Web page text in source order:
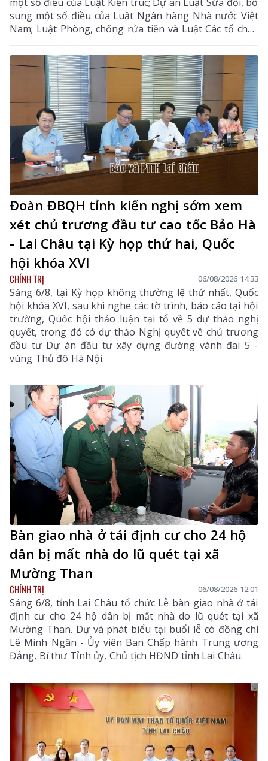
sung một số điều của Luật Ngân hàng Nhà nước Việt
Nam; Luật Phòng, chống rửa tiền và Luật Các tổ chức
tín dụng; Dự thảo Nghị quyết của Quốc hội về công tác
phòng, chống tội phạm và vi phạm pháp luật, công tác
của Viện kiểm sát nhân dân, Tòa án nhân dân và công
tác thi hành án. Đồng chí Sùng A Hồ - Phó Bí thư Tỉnh
ủy, Trưởng Đoàn ĐBQH tỉnh Lai Châu chủ trì phiên
thảo luận tại tổ.
Đoàn ĐBQH tỉnh kiến nghị sớm xem
xét chủ trương đầu tư cao tốc Bảo Hà
- Lai Châu tại Kỳ họp thứ hai, Quốc
hội khóa XVI
CHÍNH TRỊ 06/08/2026 14:33
Sáng 6/8, tại Kỳ họp không thường lệ thứ nhất, Quốc
hội khóa XVI, sau khi nghe các tờ trình, báo cáo tại hội
trường, Quốc hội thảo luận tại tổ về 5 dự thảo nghị
quyết, trong đó có dự thảo Nghị quyết về chủ trương
đầu tư Dự án đầu tư xây dựng đường vành đai 5 -
vùng Thủ đô Hà Nội.
Bàn giao nhà ở tái định cư cho 24 hộ
dân bị mất nhà do lũ quét tại xã
Mường Than
CHÍNH TRỊ 06/08/2026 12:01
Sáng 6/8, tỉnh Lai Châu tổ chức Lễ bàn giao nhà ở tái
định cư cho 24 hộ dân bị mất nhà do lũ quét tại xã
Mường Than. Dự và phát biểu tại buổi lễ có đồng chí
Lê Minh Ngân - Ủy viên Ban Chấp hành Trung ương
Đảng, Bí thư Tỉnh ủy, Chủ tịch HĐND tỉnh Lai Châu.